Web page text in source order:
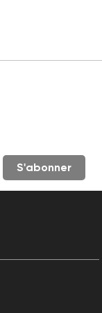
S'abonner